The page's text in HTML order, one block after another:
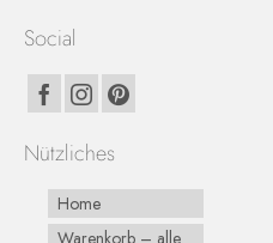
Social
Nützliches
Home
Warenkorb – alle